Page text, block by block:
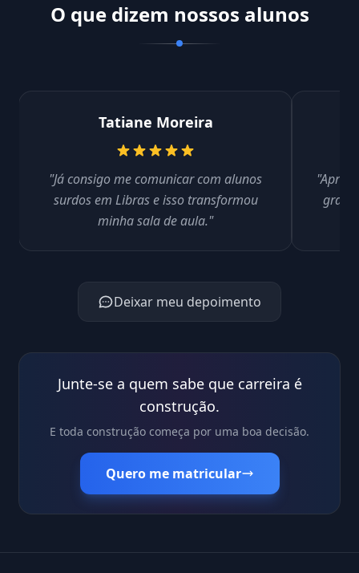
O que dizem nossos alunos
Tatiane Moreira
"Já consigo me comunicar com alunos
surdos em Libras e isso transformou
minha sala de aula."
Deixar meu depoimento
Junte-se a quem sabe que carreira é
construção.
E toda construção começa por uma boa decisão.
Quero me matricular